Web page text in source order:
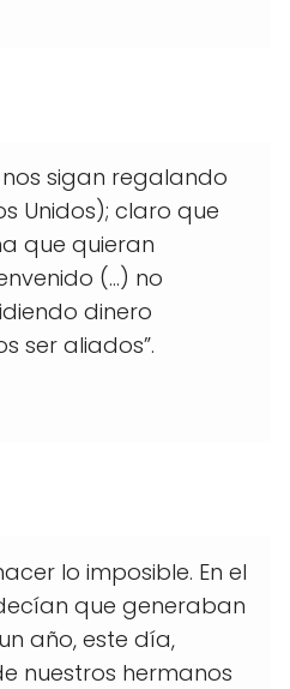
sigan regalando
Unidos); claro que
que quieran
(…) no
dinero
ser aliados”.
lo imposible. En el
que generaban
año, este día,
nuestros hermanos